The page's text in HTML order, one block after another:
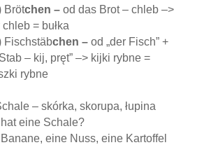
Brötchen – od das Brot – chleb –>
chleb = bułka
Fischstäbchen – od „der Fisch” +
– kij, pręt” –> kijki rybne =
rybne
– skórka, skorupa, łupina
eine Schale?
eine Nuss, eine Kartoffel